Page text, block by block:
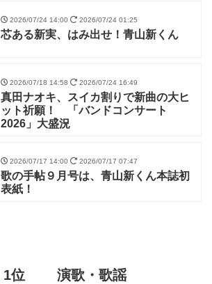
2026/07/24 14:00 2026/07/24 01:25
芯ある新実、はみ出せ！青山新くん
2026/07/18 14:58 2026/07/24 16:49
真田ナオキ、スイカ割りで新曲の大ヒ
ット祈願！ 「バンドコンサート
2026」大盛況
2026/07/17 14:00 2026/07/17 07:47
歌の手帖９月号は、青山新くん本誌初
表紙！
1位
演歌・歌謡